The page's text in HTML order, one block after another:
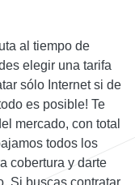
al tiempo de
elegir una tarifa
sólo Internet si de
es posible! Te
mercado, con total
todos los
cobertura y darte
Si buscas contratar